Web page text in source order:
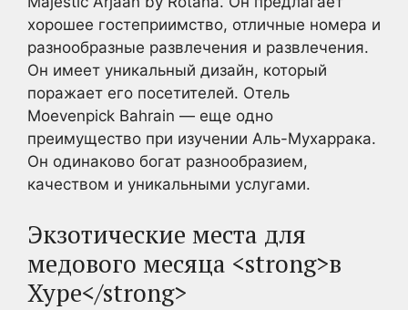
хорошее гостеприимство, отличные номера и
разнообразные развлечения и развлечения.
Он имеет уникальный дизайн, который
поражает его посетителей. Отель
Moevenpick Bahrain — еще одно
преимущество при изучении Аль-Мухаррака.
Он одинаково богат разнообразием,
качеством и уникальными услугами.
Экзотические места для
медового месяца <strong>в
Хуре</strong>